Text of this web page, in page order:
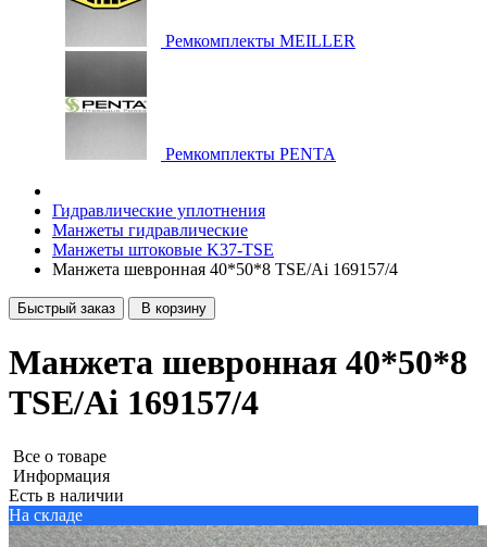
Ремкомплекты MEILLER
Ремкомплекты PENTA
Гидравлические уплотнения
Манжеты гидравлические
Манжеты штоковые K37-TSE
Манжета шевронная 40*50*8 TSE/Ai 169157/4
Быстрый заказ В корзину
Манжета шевронная 40*50*8
TSE/Ai 169157/4
Все о товаре
Информация
Есть в наличии
На складе